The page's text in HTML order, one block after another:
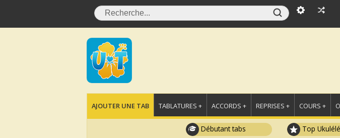
AJOUTER UNE TAB TABLATURES + ACCORDS + REPRISES + COURS +
Débutant tabs Top